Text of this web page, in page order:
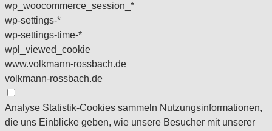
wp_woocommerce_session_*
wp-settings-*
wp-settings-time-*
wpl_viewed_cookie
www.volkmann-rossbach.de
volkmann-rossbach.de
Analyse Statistik-Cookies sammeln Nutzungsinformationen,
die uns Einblicke geben, wie unsere Besucher mit unserer